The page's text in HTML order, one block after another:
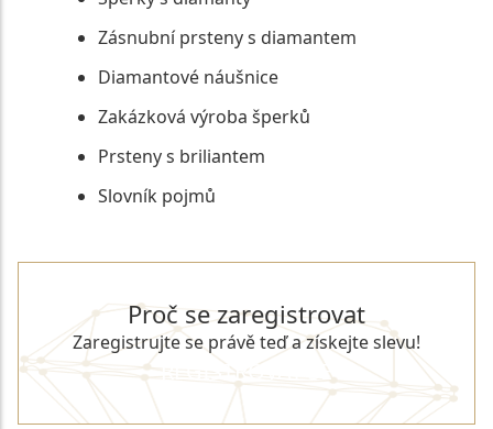
Zásnubní prsteny s diamantem
Diamantové náušnice
Zakázková výroba šperků
Prsteny s briliantem
Slovník pojmů
Proč se zaregistrovat
Zaregistrujte se právě teď a získejte slevu!
REGISTROVAT SE